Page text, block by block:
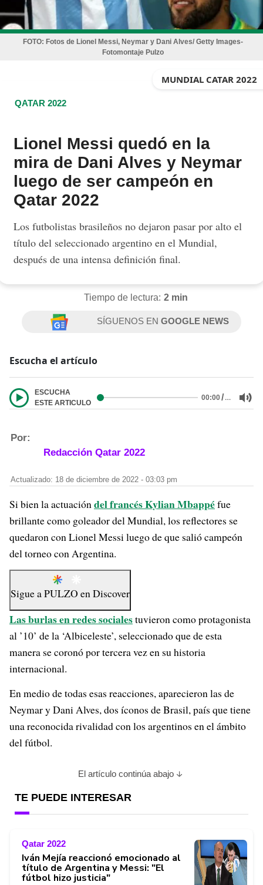
FOTO: Fotos de Lionel Messi, Neymar y Dani Alves/ Getty Images-
Fotomontaje Pulzo
MUNDIAL CATAR 2022
QATAR 2022
Lionel Messi quedó en la
mira de Dani Alves y Neymar
luego de ser campeón en
Qatar 2022
Los futbolistas brasileños no dejaron pasar por alto el
título del seleccionado argentino en el Mundial,
después de una intensa definición final.
Tiempo de lectura: 2 min
SÍGUENOS ENGOOGLE NEWS
Escucha el artículo
ESCUCHA
ESTE ARTICULO
00:00/…
Por:
Redacción Qatar 2022
Actualizado: 18 de diciembre de 2022 - 03:03 pm
Si bien la actuacióndel francés Kylian Mbappéfue
brillante como goleador del Mundial, los reflectores se
quedaron con Lionel Messi luego de que salió campeón
del torneo con Argentina.
Sigue aPULZO enDiscover
Las burlas en redes socialestuvieron como protagonista
al ’10’ de la ‘Albiceleste’, seleccionado que de esta
manera se coronó por tercera vez en su historia
internacional.
En medio de todas esas reacciones, aparecieron las de
Neymar y Dani Alves, dos íconos de Brasil, país que tiene
una reconocida rivalidad con los argentinos en el ámbito
del fútbol.
El artículo continúa abajo
TE PUEDE INTERESAR
Qatar 2022
Iván Mejía reaccionó emocionado al
título de Argentina y Messi: "El
fútbol hizo justicia"